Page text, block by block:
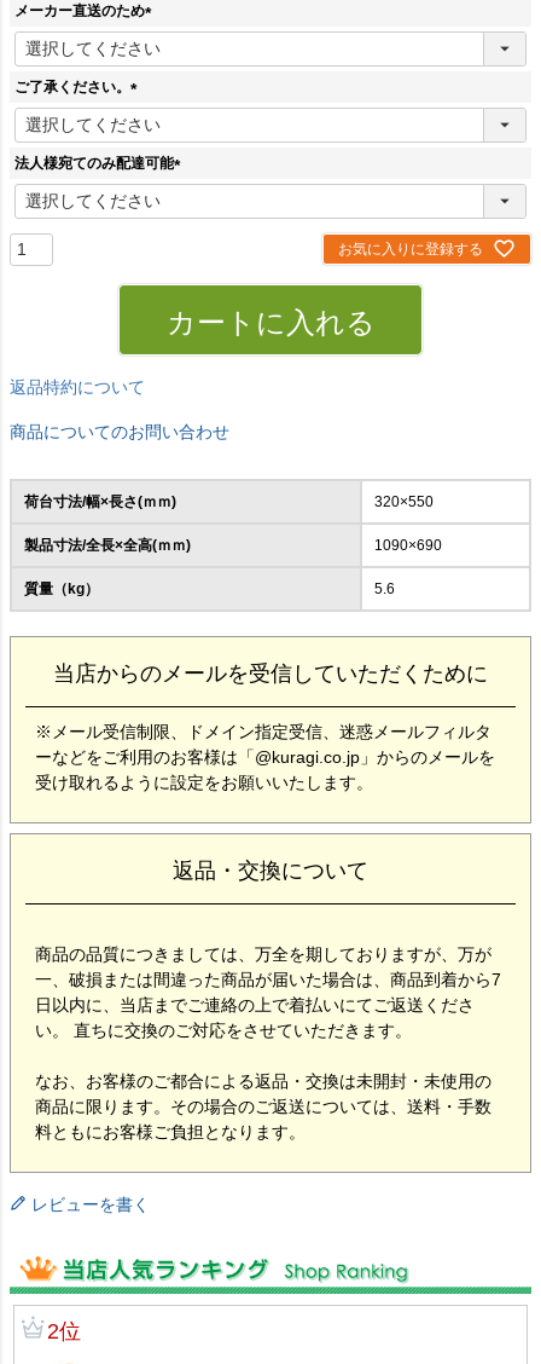
メーカー直送のため
(
必
ご了承ください。
(
必
須
法人様宛てのみ配達可能
(
お気に入りに登録する
カートに入れる
返品特約について
商品についてのお問い合わせ
荷台寸法/幅×長さ(ｍｍ) 320×550
製品寸法/全長×全高(ｍｍ) 1090×690
質量（kg） 5.6
当店からのメールを受信していただくために
※メール受信制限、ドメイン指定受信、迷惑メールフィルタ
ーなどをご利用のお客様は「@kuragi.co.jp」からのメールを
受け取れるように設定をお願いいたします。
返品・交換について
商品の品質につきましては、万全を期しておりますが、万が
一、破損または間違った商品が届いた場合は、商品到着から7
日以内に、当店までご連絡の上で着払いにてご返送くださ
い。 直ちに交換のご対応をさせていただきます。
なお、お客様のご都合による返品・交換は未開封・未使用の
商品に限ります。その場合のご返送については、送料・手数
料ともにお客様ご負担となります。
レビューを書く